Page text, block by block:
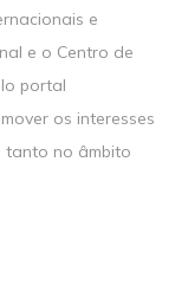
e
e o Centro de
portal
os interesses
tanto no âmbito